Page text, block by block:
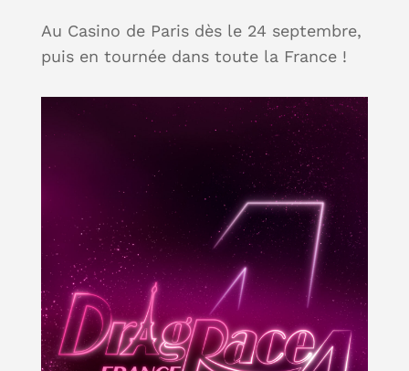
Au Casino de Paris dès le 24 septembre,
puis en tournée dans toute la France !